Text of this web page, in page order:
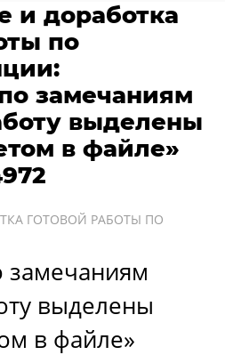
и доработка
по
замечаниям
выделены
в файле»
ГОТОВОЙ РАБОТЫ ПО
замечаниям
выделены
в файле»